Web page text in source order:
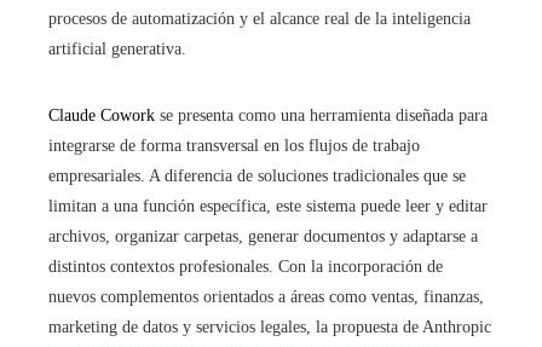
procesos de automatización y el alcance real de la inteligencia
artificial generativa.
Claude Cowork se presenta como una herramienta diseñada para
integrarse de forma transversal en los flujos de trabajo
empresariales. A diferencia de soluciones tradicionales que se
limitan a una función específica, este sistema puede leer y editar
archivos, organizar carpetas, generar documentos y adaptarse a
distintos contextos profesionales. Con la incorporación de
nuevos complementos orientados a áreas como ventas, finanzas,
marketing de datos y servicios legales, la propuesta de Anthropic